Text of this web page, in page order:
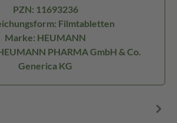
PZN: 11693236
Filmtabletten
Marke: HEUMANN
PHARMA GmbH & Co.
Generica KG